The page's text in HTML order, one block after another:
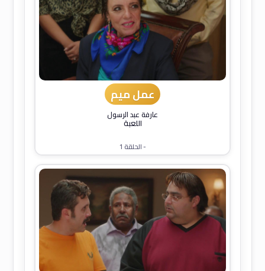
عمل ميم
عارفة عبد الرسول
اللعبة
- الحلقة 1